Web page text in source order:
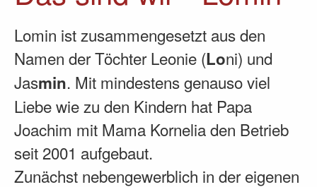
Lomin ist zusammengesetzt aus den
Namen der Töchter Leonie (Loni) und
Jasmin. Mit mindestens genauso viel
Liebe wie zu den Kindern hat Papa
Joachim mit Mama Kornelia den Betrieb
seit 2001 aufgebaut.
Zunächst nebengewerblich in der eigenen